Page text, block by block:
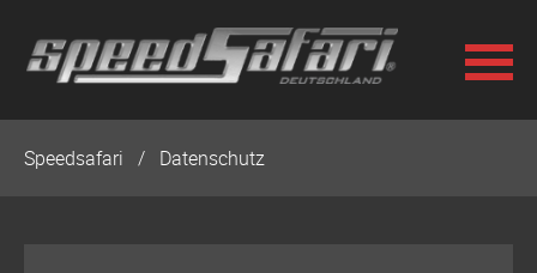
überspringen
Speedsafari Datenschutz